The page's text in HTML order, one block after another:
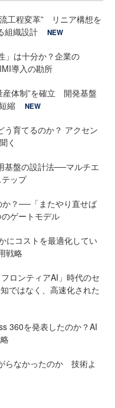
工程変革” リニア構想を
組織設計
NEW
」は十分か？企業の
導入の勘所
産体制”を確立 開発基盤
縮
NEW
う育てるのか？ アクセン
く
基盤の設計法──マルチエ
ップ
か？──「またやり直せば
ゲートモデル
にコストを最適化してい
戦略
ロンティアAI」時代のセ
ではなく、高速化された
360を発表したのか？AI
らなかったのか 技術よ